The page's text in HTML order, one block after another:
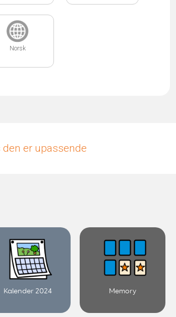
Norsk
er upassende
Kalender 2024 Memory